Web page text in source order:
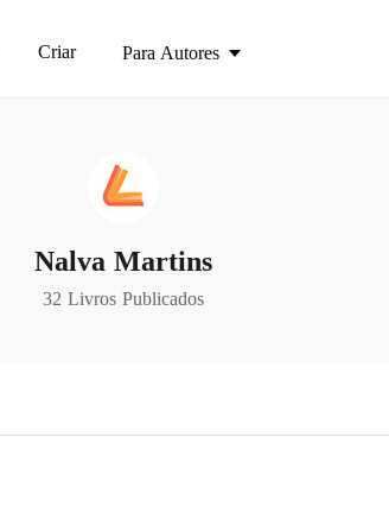
Criar Para Autores
Nalva Martins
32 Livros Publicados